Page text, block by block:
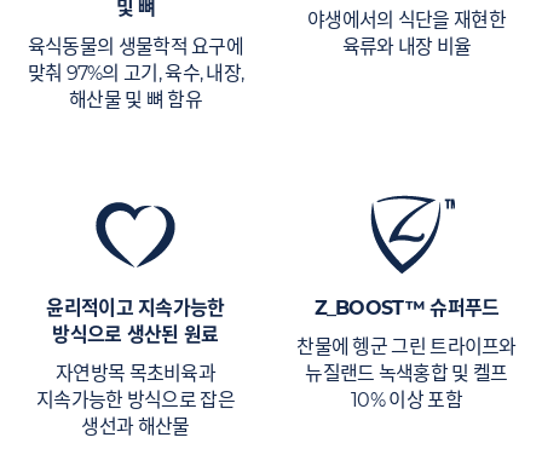
및 뼈
육식동물의 생물학적 요구에
맞춰 97%의 고기, 육수, 내장,
해산물 및 뼈 함유
야생에서의 식단을 재현한
육류와 내장 비율
윤리적이고 지속가능한
방식으로 생산된 원료
자연방목 목초비육과
지속가능한 방식으로 잡은
생선과 해산물
Z_BOOST™ 슈퍼푸드
찬물에 헹군 그린 트라이프와
뉴질랜드 녹색홍합 및 켈프
10% 이상 포함